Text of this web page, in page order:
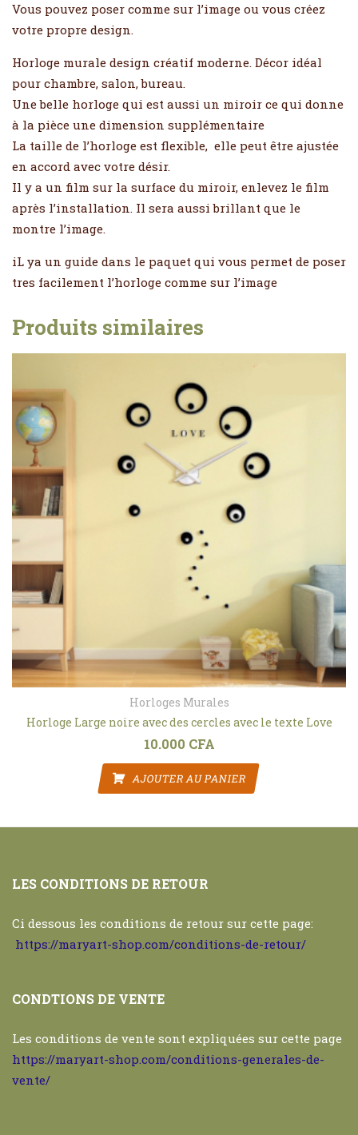
Vous pouvez poser comme sur l’image ou vous créez
votre propre design.
Horloge murale design créatif moderne. Décor idéal
pour chambre, salon, bureau.
Une belle horloge qui est aussi un miroir ce qui donne
à la pièce une dimension supplémentaire
La taille de l’horloge est flexible, elle peut être ajustée
en accord avec votre désir.
Il y a un film sur la surface du miroir, enlevez le film
après l’installation. Il sera aussi brillant que le
montre l’image.
iL ya un guide dans le paquet qui vous permet de poser
tres facilement l’horloge comme sur l’image
Produits similaires
Horloges Murales
Horloge Large noire avec des cercles avec le texte Love
10.000 CFA
AJOUTER AU PANIER
LES CONDITIONS DE RETOUR
Ci dessous les conditions de retour sur cette page:
https://maryart-shop.com/conditions-de-retour/
CONDTIONS DE VENTE
Les conditions de vente sont expliquées sur cette page
https://maryart-shop.com/conditions-generales-de-
vente/